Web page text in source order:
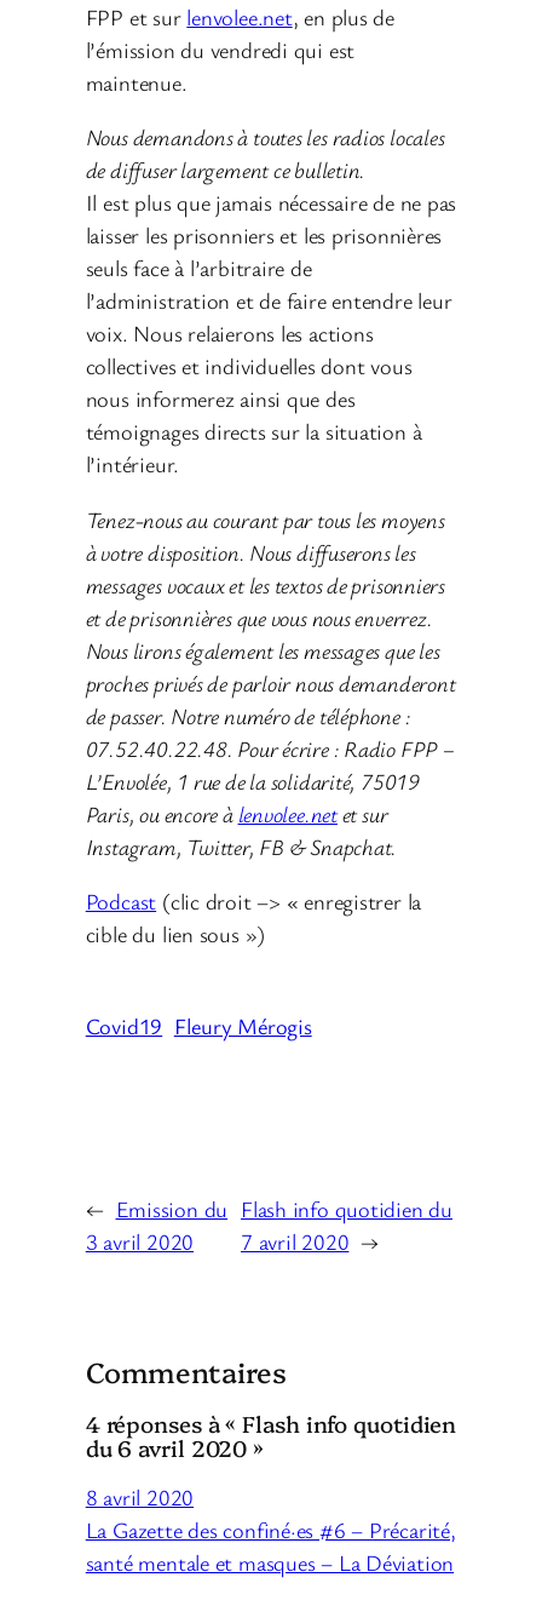
FPP et sur lenvolee.net, en plus de
l’émission du vendredi qui est
maintenue.
Nous demandons à toutes les radios locales
de diffuser largement ce bulletin.
Il est plus que jamais nécessaire de ne pas
laisser les prisonniers et les prisonnières
seuls face à l’arbitraire de
l’administration et de faire entendre leur
voix. Nous relaierons les actions
collectives et individuelles dont vous
nous informerez ainsi que des
témoignages directs sur la situation à
l’intérieur.
Tenez-nous au courant par tous les moyens
à votre disposition. Nous diffuserons les
messages vocaux et les textos de prisonniers
et de prisonnières que vous nous enverrez.
Nous lirons également les messages que les
proches privés de parloir nous demanderont
de passer. Notre numéro de téléphone :
07.52.40.22.48. Pour écrire : Radio FPP –
L’Envolée, 1 rue de la solidarité, 75019
Paris, ou encore à lenvolee.netet sur
Instagram, Twitter, FB & Snapchat.
Podcast (clic droit –> « enregistrer la
cible du lien sous »)
Covid19 Fleury Mérogis
← Emission du
3 avril 2020
Flash info quotidien du
7 avril 2020 →
Commentaires
4 réponses à « Flash info quotidien
du 6 avril 2020 »
8 avril 2020
La Gazette des confiné·es #6 – Précarité,
santé mentale et masques – La Déviation